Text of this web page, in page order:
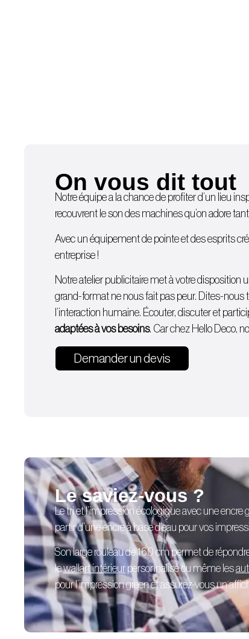
On vous dit tout
Notre équipe a la chance de profiter d’un lieu
recouvrent le son des machines qu’on adore
Avec un équipement de pointe et des esprits
entreprise !
Notre atelier publicitaire met à votre disposition
grand-format ne nous fait pas peur. Dites-nous
l’interaction humaine. Écouter, discuter et
adaptées à vos besoins. Car chez Hello Deco,
Demander un devis
Le saviez-vous ?
Le tri et l’impression écologique avec une
partir d’une encre à base d’eau pour vos
Son large rouleau de 160 cm permet de
lewallart intérieurpersonnaliséou même les
pour l’impression green et assurez-vous un